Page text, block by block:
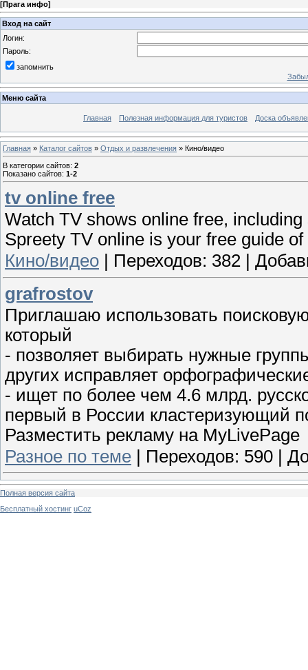
[Прага инфо]
Вход на сайт
Логин:
Пароль:
запомнить
Меню сайта
Главная Полезная информация для туристов Доска
Главная » Каталог сайтов » Отдых и развлечения » Кино/видео
В категории сайтов: 2
Показано сайтов: 1-2
tv online free
Watch TV shows online free,
Spreety TV online is your free guide of
Кино/видео
Переходов: 382
grafrostov
Приглашаю использовать
который
- позволяет выбирать нужные
других исправляет
- ищет по более чем 4.6 млрд.
первый в России кластеризующий
Разместить рекламу на MyLivePage
Разное по теме
Переходов: 590
Полная версия сайта
Бесплатный хостинг uCoz